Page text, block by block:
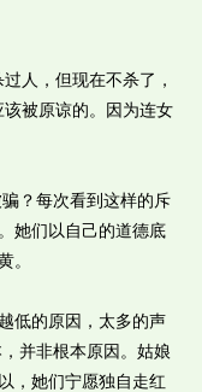
人，但现在不杀了，
被原谅的。因为连女
？每次看到这样的斥
她们以自己的道德底
。
低的原因，太多的声
并非根本原因。姑娘
，她们宁愿独自走红